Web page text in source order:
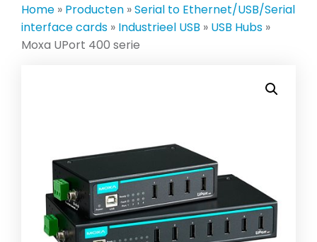
Home » Producten »Serial to Ethernet/USB/Serial
interface cards » Industrieel USB » USB Hubs »
Moxa UPort 400 serie